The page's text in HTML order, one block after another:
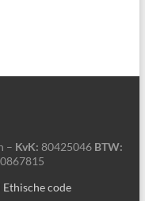
– KvK: 80425046 BTW:
code